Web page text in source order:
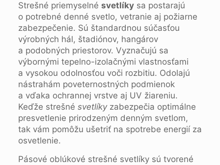
Strešné priemyselné svetlíkysa postarajú
o potrebné denné svetlo, vetranie aj požiarne
zabezpečenie. Sú štandardnou súčasťou
výrobných hál, štadiónov, hangárov
a podobných priestorov. Vyznačujú sa
výbornými tepelno-izolačnými vlastnosťami
a vysokou odolnosťou voči rozbitiu. Odolajú
nástrahám poveternostných podmienok
a vďaka ochrannej vrstve aj UV žiareniu.
Keďže strešné svetlíkyzabezpečia optimálne
presvetlenie prirodzeným denným svetlom,
tak vám pomôžu ušetriť na spotrebe energií za
osvetlenie.
Pásové oblúkové strešné svetlíky sú tvorené